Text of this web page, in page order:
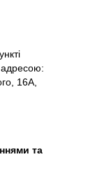
адресою:
16А,
та